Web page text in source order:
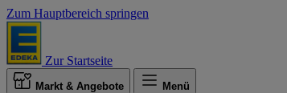
Zum Hauptbereich springen
Zur Startseite
Markt & Angebote Menü